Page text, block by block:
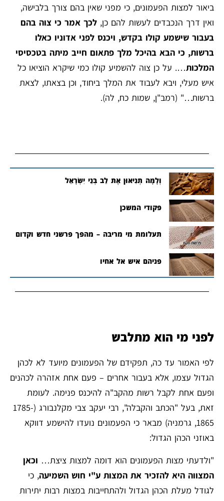
ביאור למצות הפעמונים, כי מפני שאין בהם צורך בלבישה,
ואין דרך הנכבדים לעשות להם כן, לכך אמר כי צוה בהם
בעבור שישמע קולו בקדש, ויכנס לפני אדוניו כאלו
ברשות, כי הבא בהיכל מלך פתאום חייב מיתה בטכסיסי
המלכות…. על כן צוה להשמיע קולו כמי שיקרא הוציאו כל
איש מעלי, ויבא לעבוד את המלך ביחוד, וכן בצאתו, לצאת
ברשות…" (רמב"ן, שמות כח, לה).
וְלָמָּה תְנִיאוּן אֶת לֵב בְּנֵי יִשְׂרָאֵל
פקודי המשכן
תעלומת מי מריבה – מהפך פרשני חדש וקדום
פניהם איש אל אחיו
לפני מי הוא מתלבש
לפי האמור עד כה, תפקידם של הפעמונים מיועד לא לכהן
הגדול עצמו, אלא בעבור אחרים – פעם אחת אזהרה לכהנים
ופעם אחת לקבל רשות מהקב"ה להיכנס פנימה. לעומת
זאת, בעל "הכתב והקבלה", רבי יעקב צבי מקלנבורג (1785-
1865, גרמניה) מבאר כי הפעמונים נועדו להישמע דווקא
באוזני הכהן הגדול:
"ולדעתי מצות הפעמונים הוא דומה למצות ציצת… וכאן
המצווה היא להזכיר את המצות ע"י חוש השמיעה, כי
לגודל מעלת הכהן הגדול ולהתחייבות במצות רבות יתירות